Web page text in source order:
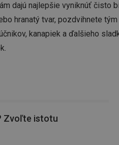
dajú najlepšie vyniknúť čisto
hranatý tvar, pozdvihnete tým
kanapiek a ďalšieho
Zvoľte istotu